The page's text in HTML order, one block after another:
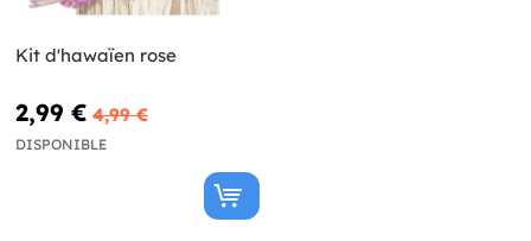
Kit d'hawaïen rose
2,99 € 4,99 €
DISPONIBLE